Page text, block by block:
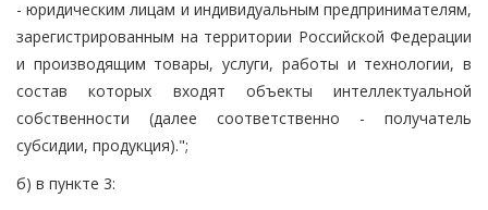
- юридическим лицам и индивидуальным предпринимателям,
зарегистрированным на территории Российской Федерации
и производящим товары, услуги, работы и технологии, в
состав которых входят объекты интеллектуальной
собственности (далее соответственно - получатель
субсидии, продукция).";
б) в пункте 3: